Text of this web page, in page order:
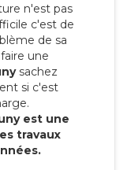
n'est pas
c'est de
de sa
une
sachez
si c'est
est une
travaux